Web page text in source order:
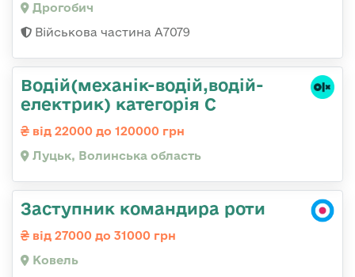
Дрогобич
Військова частина А7079
Водій(механік-водій,водій-
електрик) категорія С
від 22000 до 120000 грн
Луцьк, Волинська область
Заступник командира роти
від 27000 до 31000 грн
Ковель